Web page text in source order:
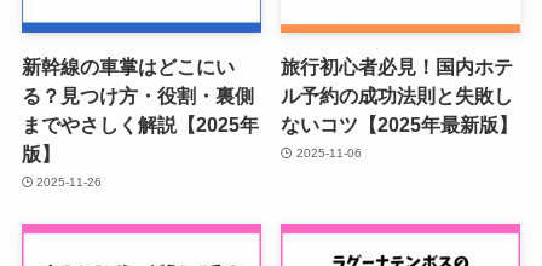
新幹線の車掌はどこにい
る？見つけ方・役割・裏側
までやさしく解説【2025年
版】
2025-11-26
旅行初心者必見！国内ホテ
ル予約の成功法則と失敗し
ないコツ【2025年最新版】
2025-11-06